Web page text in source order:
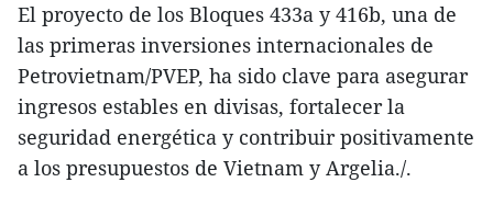
El proyecto de los Bloques 433a y 416b, una de
las primeras inversiones internacionales de
Petrovietnam/PVEP, ha sido clave para asegurar
ingresos estables en divisas, fortalecer la
seguridad energética y contribuir positivamente
a los presupuestos de Vietnam y Argelia./.